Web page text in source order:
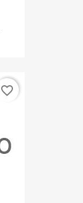
favorite_border